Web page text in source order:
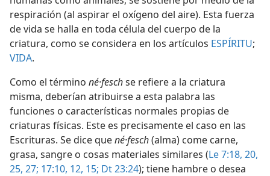
respiración (al aspirar el oxígeno del aire). Esta fuerza
de vida se halla en toda célula del cuerpo de la
criatura, como se considera en los artículos ESPÍRITU;
VIDA.
Como el término né·feschse refiere a la criatura
misma, deberían atribuirse a esta palabra las
funciones o características normales propias de
criaturas físicas. Este es precisamente el caso en las
Escrituras. Se dice quené·fesch(alma) come carne,
grasa, sangre o cosas materiales similares (Le 7:18, 20,
25, 27; 17:10, 12, 15; Dt 23:24); tiene hambre o desea